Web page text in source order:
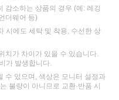
감소하는 상품의 경우 (예: 레깅
더웨어 등)
시에도 세탁 및 착용, 수선한 상
치가 차이가 있을 수 있습니다.
가 발생합니다.
수 있으며, 색상은 모니터 설정과
불량이 아니므로 교환·반품 시